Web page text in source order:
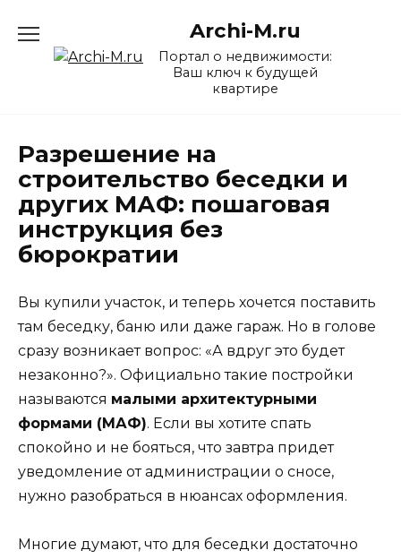
содержанию
Archi-M.ru
Портал о недвижимости:
Ваш ключ к будущей
квартире
Разрешение на
строительство беседки и
других МАФ: пошаговая
инструкция без
бюрократии
Вы купили участок, и теперь хочется поставить
там беседку, баню или даже гараж. Но в голове
сразу возникает вопрос: «А вдруг это будет
незаконно?». Официально такие постройки
называются малыми архитектурными
формами (МАФ). Если вы хотите спать
спокойно и не бояться, что завтра придет
уведомление от администрации о сносe,
нужно разобраться в нюансах оформления.
Многие думают, что для беседки достаточно